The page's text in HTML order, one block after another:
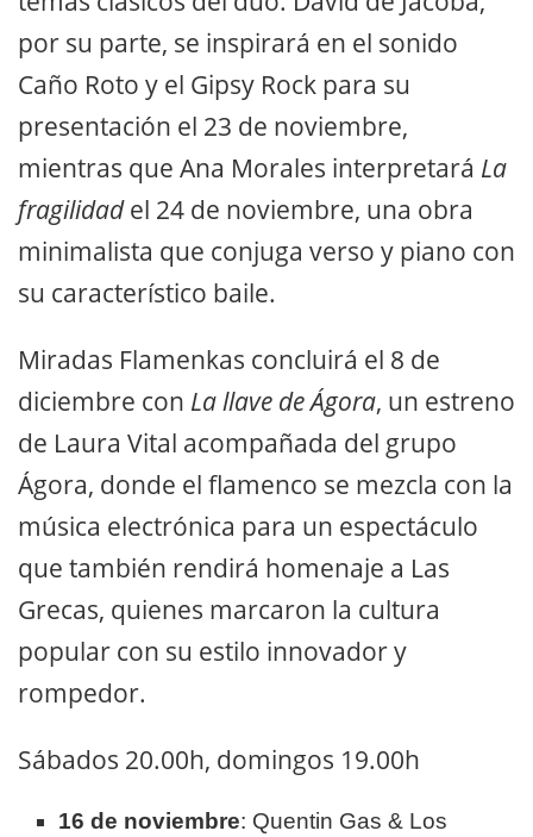
por su parte, se inspirará en el sonido
Caño Roto y el Gipsy Rock para su
presentación el 23 de noviembre,
mientras que Ana Morales interpretará La
fragilidadel 24 de noviembre, una obra
minimalista que conjuga verso y piano con
su característico baile.
Miradas Flamenkas concluirá el 8 de
diciembre con La llave de Ágora, un estreno
de Laura Vital acompañada del grupo
Ágora, donde el flamenco se mezcla con la
música electrónica para un espectáculo
que también rendirá homenaje a Las
Grecas, quienes marcaron la cultura
popular con su estilo innovador y
rompedor.
Sábados 20.00h, domingos 19.00h
16 de noviembre: Quentin Gas & Los